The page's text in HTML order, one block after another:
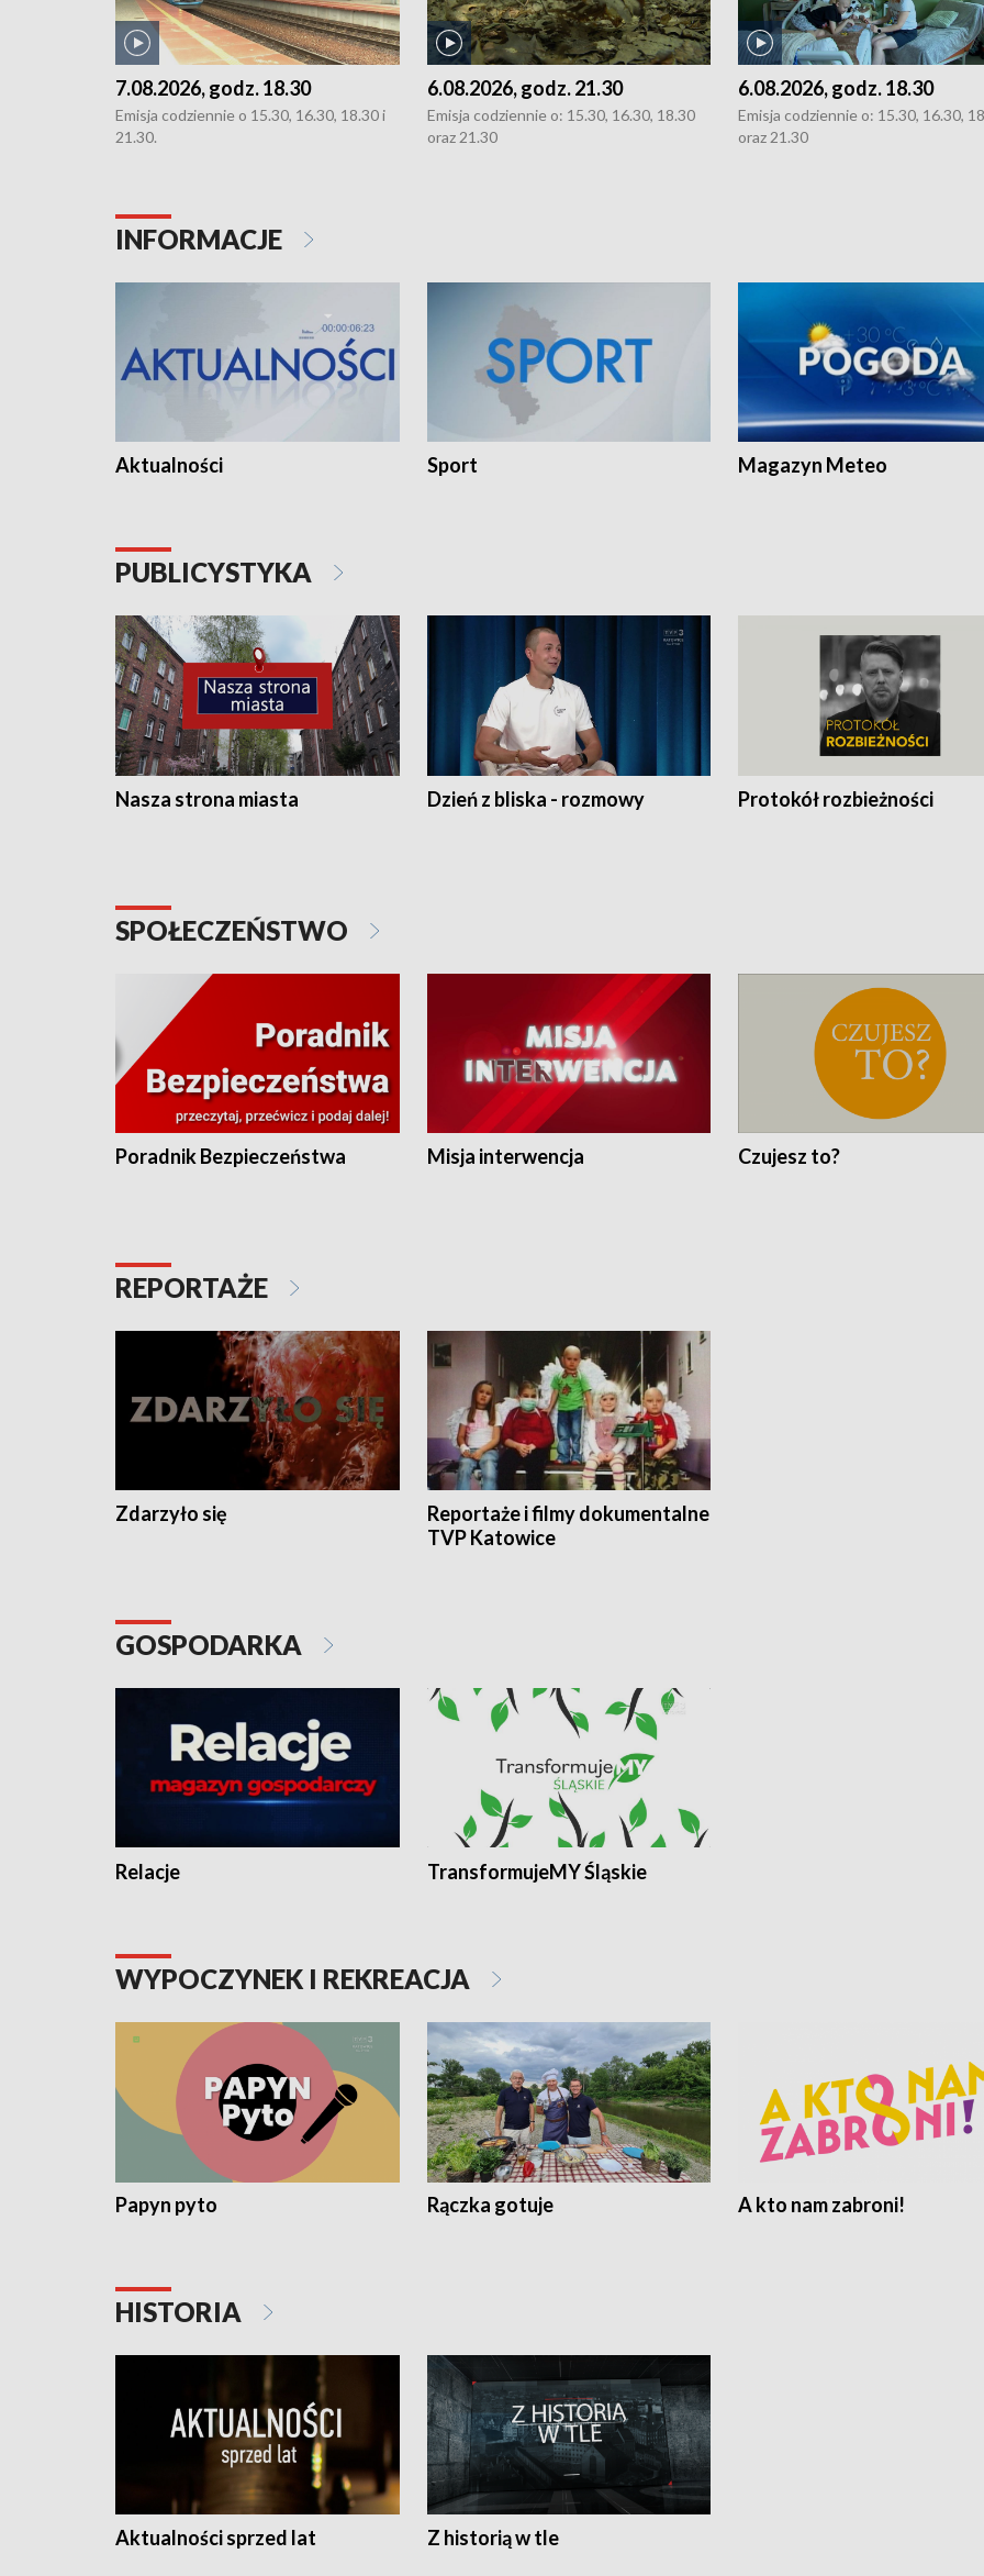
7.08.2026, godz. 18.30
Emisja codziennie o 15.30, 16.30, 18.30 i
21.30.
6.08.2026, godz. 21.30
Emisja codziennie o: 15.30, 16.30, 18.30
oraz 21.30
6.08.2026, godz. 18.30
Emisja codziennie o: 15.30, 16.30,
oraz 21.30
INFORMACJE
Aktualności Sport Magazyn Meteo
PUBLICYSTYKA
Nasza strona miasta Dzień z bliska - rozmowy Protokół rozbieżności
SPOŁECZEŃSTWO
Poradnik Bezpieczeństwa Misja interwencja Czujesz to?
REPORTAŻE
Zdarzyło się
Reportaże i filmy dokumentalne
TVP Katowice
GOSPODARKA
Relacje TransformujeMY Śląskie
WYPOCZYNEK I REKREACJA
Papyn pyto Rączka gotuje A kto nam zabroni!
HISTORIA
Aktualności sprzed lat Z historią w tle